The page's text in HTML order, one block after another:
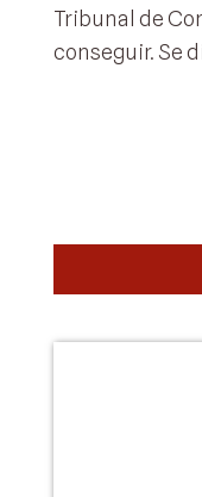
Tribunal de
conseguir. Se